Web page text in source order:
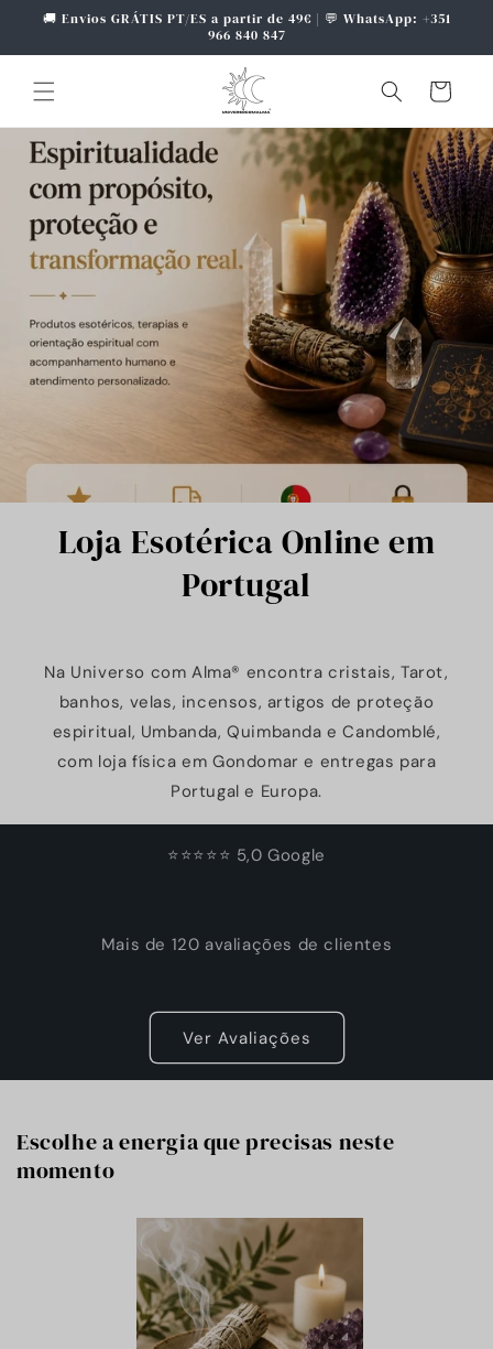
para o
🚚 Envios GRÁTIS PT/ES a partir de 49€ | 💬 WhatsApp: +351
966 840 847
Carrinho
Loja Esotérica Online em
Portugal
Na Universo com Alma® encontra cristais, Tarot,
banhos, velas, incensos, artigos de proteção
espiritual, Umbanda, Quimbanda e Candomblé,
com loja física em Gondomar e entregas para
Portugal e Europa.
⭐⭐⭐⭐⭐ 5,0 Google
Mais de 120 avaliações de clientes
Ver Avaliações
Escolhe a energia que precisas neste
momento